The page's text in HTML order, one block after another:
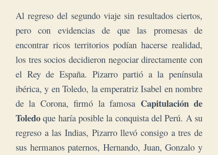
Al regreso del segundo viaje sin resultados ciertos,
pero con evidencias de que las promesas de
encontrar ricos territorios podían hacerse realidad,
los tres socios decidieron negociar directamente con
el Rey de España. Pizarro partió a la península
ibérica, y en Toledo, la emperatriz Isabel en nombre
de la Corona, firmó la famosa Capitulación de
Toledo que haría posible la conquista del Perú. A su
regreso a las Indias, Pizarro llevó consigo a tres de
sus hermanos paternos, Hernando, Juan, Gonzalo y